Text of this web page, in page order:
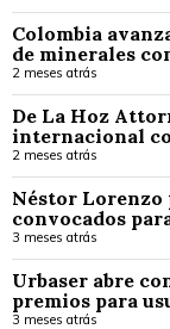
Colombia
de minerales
2 meses atrás
De La Hoz
internacional
2 meses atrás
Néstor Lorenzo
convocados
3 meses atrás
Urbaser abre
premios para
3 meses atrás